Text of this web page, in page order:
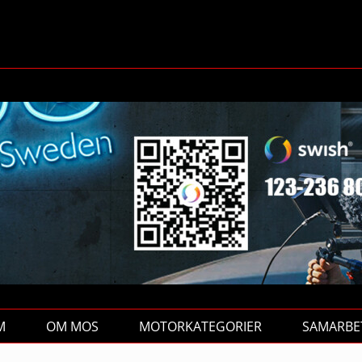
OM MOS MOTORKATEGORIER